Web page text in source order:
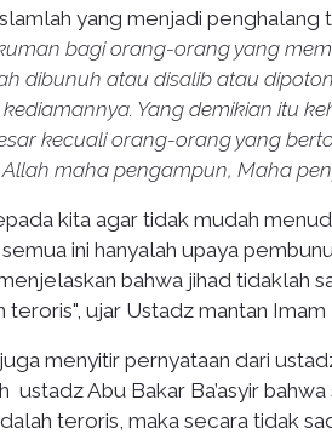
yang menjadi
bagi orang-orang yang
dibunuh atau disalib atau
Yang demikian itu
kecuali orang-orang yang
maha pengampun, Maha
kita agar tidak mudah
ini hanyalah upaya
bahwa jihad tidaklah
teroris", ujar Ustadz mantan
menyitir pernyataan dari
ustadz Abu Bakar Ba’asyir
teroris, maka secara tidak